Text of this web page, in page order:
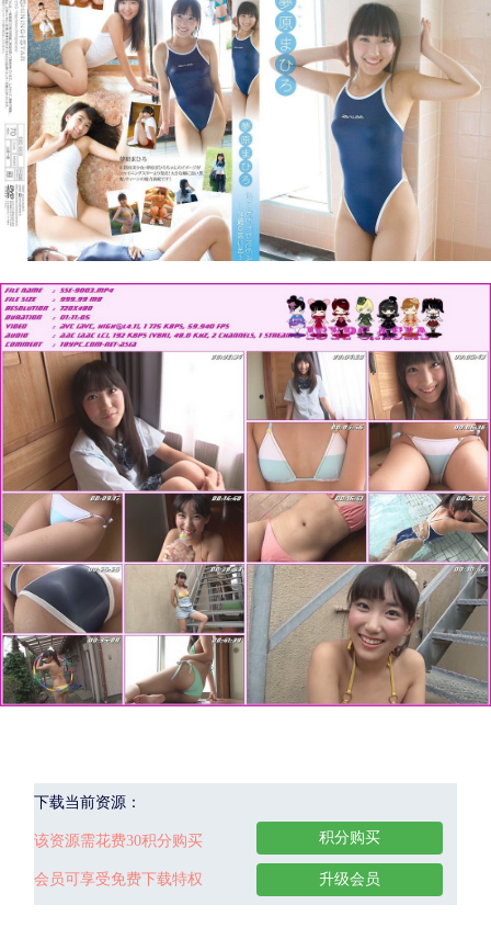
下载当前资源：
该资源需花费30积分购买
会员可享受免费下载特权
积分购买
升级会员